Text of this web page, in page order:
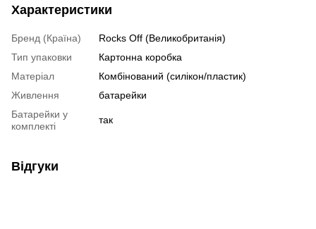
Характеристики
Бренд (Країна)
Rocks Off (Великобританія)
Тип упаковки
Картонна коробка
Матеріал
Комбінований (силікон/пластик)
Живлення
батарейки
Батарейки у
комплекті
так
Відгуки